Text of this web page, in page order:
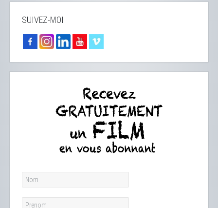
SUIVEZ-MOI